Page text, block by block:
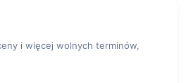
i więcej wolnych terminów,